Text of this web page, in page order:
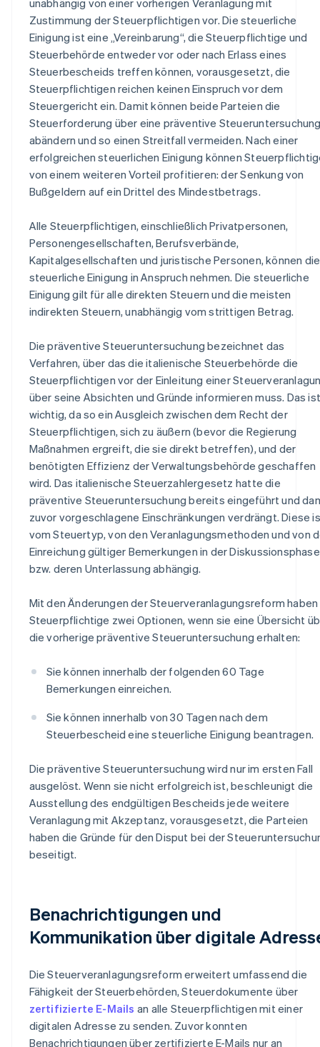
Zustimmung der Steuerpflichtigen vor. Die steuerliche
Einigung ist eine „Vereinbarung“, die Steuerpflichtige und
Steuerbehörde entweder vor oder nach Erlass eines
Steuerbescheids treffen können, vorausgesetzt, die
Steuerpflichtigen reichen keinen Einspruch vor dem
Steuergericht ein. Damit können beide Parteien die
Steuerforderung über eine präventive
abändern und so einen Streitfall vermeiden. Nach einer
erfolgreichen steuerlichen Einigung können
von einem weiteren Vorteil profitieren: der Senkung von
Bußgeldern auf ein Drittel des Mindestbetrags.
Alle Steuerpflichtigen, einschließlich Privatpersonen,
Personengesellschaften, Berufsverbände,
Kapitalgesellschaften und juristische Personen, können die
steuerliche Einigung in Anspruch nehmen. Die steuerliche
Einigung gilt für alle direkten Steuern und die meisten
indirekten Steuern, unabhängig vom strittigen Betrag.
Die präventive Steueruntersuchung bezeichnet das
Verfahren, über das die italienische Steuerbehörde die
Steuerpflichtigen vor der Einleitung einer
über seine Absichten und Gründe informieren muss. Das ist
wichtig, da so ein Ausgleich zwischen dem Recht der
Steuerpflichtigen, sich zu äußern (bevor die Regierung
Maßnahmen ergreift, die sie direkt betreffen), und der
benötigten Effizienz der Verwaltungsbehörde geschaffen
wird. Das italienische Steuerzahlergesetz hatte die
präventive Steueruntersuchung bereits eingeführt und
zuvor vorgeschlagene Einschränkungen verdrängt. Diese
vom Steuertyp, von den Veranlagungsmethoden und von
Einreichung gültiger Bemerkungen in der Diskussionsphase
bzw. deren Unterlassung abhängig.
Mit den Änderungen der Steuerveranlagungsreform haben
Steuerpflichtige zwei Optionen, wenn sie eine Übersicht
die vorherige präventive Steueruntersuchung erhalten:
Sie können innerhalb der folgenden 60 Tage
Bemerkungen einreichen.
Sie können innerhalb von 30 Tagen nach dem
Steuerbescheid eine steuerliche Einigung beantragen.
Die präventive Steueruntersuchung wird nur im ersten Fall
ausgelöst. Wenn sie nicht erfolgreich ist, beschleunigt die
Ausstellung des endgültigen Bescheids jede weitere
Veranlagung mit Akzeptanz, vorausgesetzt, die Parteien
haben die Gründe für den Disput bei der
beseitigt.
Benachrichtigungen und
Kommunikation über digitale
Die Steuerveranlagungsreform erweitert umfassend die
Fähigkeit der Steuerbehörden, Steuerdokumente über
zertifizierte E-Mails an alle Steuerpflichtigen mit einer
digitalen Adresse zu senden. Zuvor konnten
Benachrichtigungen über zertifizierte E-Mails nur an